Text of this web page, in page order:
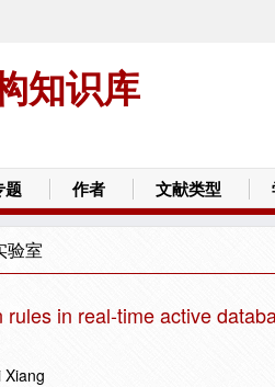
知识库
题 作者 文献类型
验室
in real-time active
Xiang